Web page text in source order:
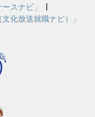
スナビ」
化放送就職ナビ）」